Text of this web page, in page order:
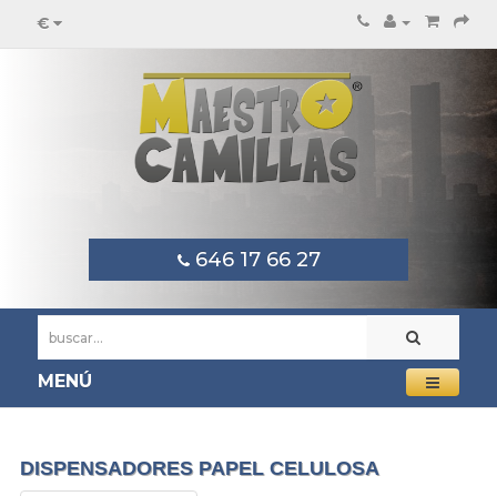
€
646 17 66 27
MENÚ
DISPENSADORES PAPEL CELULOSA